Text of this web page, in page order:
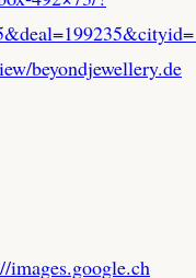
beyondjewellery.de
images.google.ch